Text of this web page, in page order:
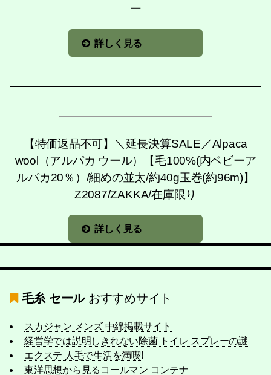
ー
詳しく見る
【特価返品不可】＼延長決算SALE／Alpaca
wool（アルパカ ウール）【毛100%(内ベビーア
ルパカ20％）/細めの並太/約40g玉巻(約96m)】
Z2087/ZAKKA/在庫限り
詳しく見る
毛糸 セールおすすめサイト
スカジャン メンズ 中綿掲載サイト
経営学では説明しきれない除菌 トイレ スプレーの謎
エクステ 人毛で生活を満喫!
東洋思想から見るコールマン コンテナ